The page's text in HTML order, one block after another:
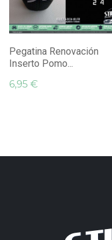
Pegatina Renovación
Inserto Pomo...
6,95 €